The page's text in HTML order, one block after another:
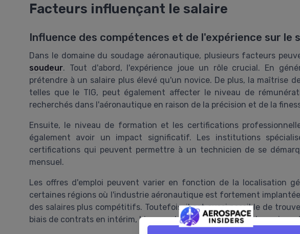
Facteurs influençant le salaire
Influence des compétences et de l'expérience sur le
Dans le domaine du soudage aéronautique, plusieurs facteurs
soudeur. Tout d'abord, l'expérience joue un rôle crucial. En
prétendre à un salaire plus élevé qu'un novice. De plus, la maîtrise
telles que le TIG, peut également affecter le niveau de
recherchés dans l'aéronautique en raison de la précision et de la
Ensuite, le niveau de formation et les certifications
également avoir un impact significatif. Les institutions
certifications qui peuvent permettre à un technicien de se
mensuel.
Les offres d'emploi peuvent varier en fonction de la localisation
certaines régions où l'industrie aéronautique est fortement
des salaires plus compétitifs. Toutefois, il est aussi possible de
biais de contrats en intérim, bien que les conditions salariales